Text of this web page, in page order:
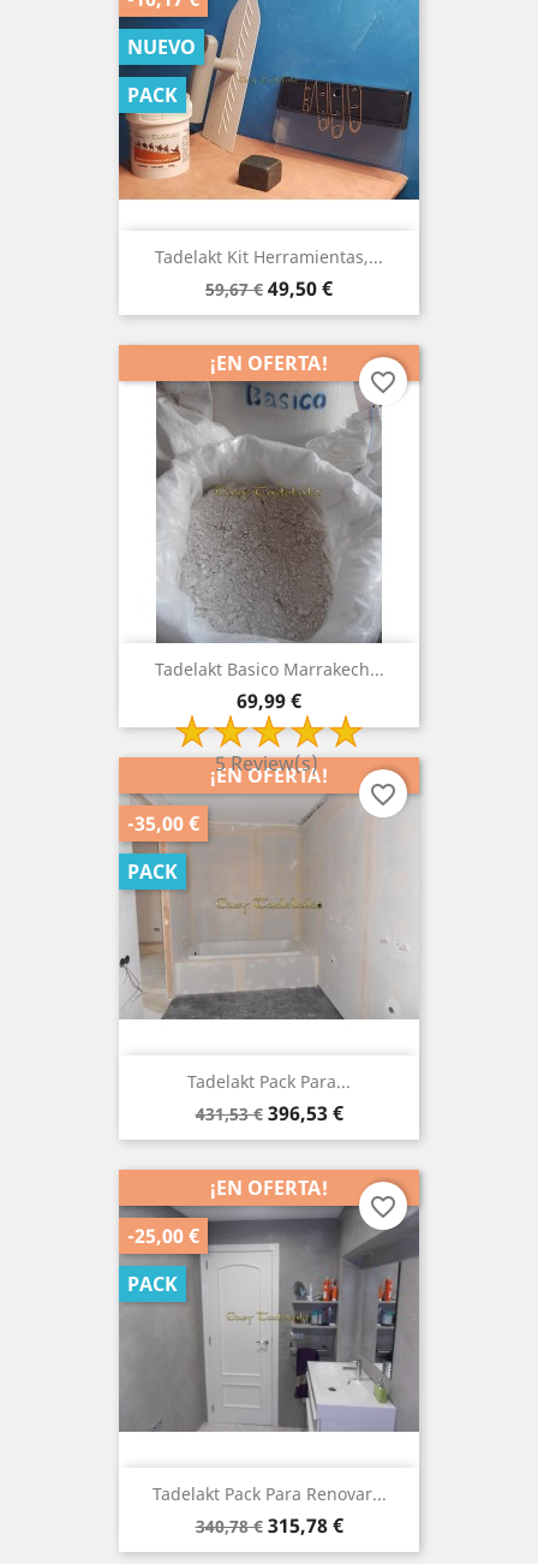
Tadelakt Kit Herramientas,...
Precio
base
59,67 € Precio
49,50 €
NUEVO
PACK
Tadelakt Basico Marrakech...
Precio
69,99 €
5 Review(s)
¡EN OFERTA!
favorite_border
Tadelakt Pack Para...
Precio
base
431,53 € Precio
396,53 €
¡EN OFERTA!
-35,00 €
PACK
favorite_border
Tadelakt Pack Para Renovar...
Precio
base
340,78 € Precio
315,78 €
¡EN OFERTA!
-25,00 €
PACK
favorite_border